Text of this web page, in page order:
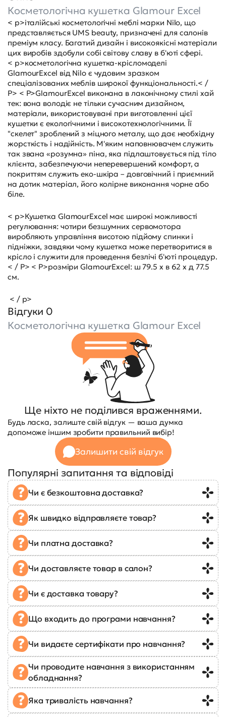
Косметологічна кушетка Glamour Excel
< p>італійські косметологічні меблі марки Nilo, що
представляється UMS beauty, призначені для салонів
преміум класу. Багатий дизайн і високоякісні матеріали
цих виробів здобули собі світову славу в б'юті сфері.
< p>косметологічна кушетка-крісломоделі
GlamourExcel від Nilo є чудовим зразком
спеціалізованих меблів широкої функціональності.< /
P> < P>GlamourExcel виконана в лаконічному стилі хай
тек: вона володіє не тільки сучасним дизайном,
матеріали, використовувані при виготовленні цієї
кушетки є екологічними і високотехнологічними. Її
"скелет" зроблений з міцного металу, що дає необхідну
жорсткість і надійність. М'яким наповнювачем служить
так звана «розумна» піна, яка підлаштовується під тіло
клієнта, забезпечуючи неперевершений комфорт, а
покриттям служить еко-шкіра – довговічний і приємний
на дотик матеріал, його колірне виконання чорне або
біле.
< p>Кушетка GlamourExcel має широкі можливості
регулювання: чотири безшумних сервомотора
виробляють управління висотою підйому спинки і
підніжки, завдяки чому кушетка може перетворитися в
крісло і служити для проведення безлічі б'юті процедур.
< / P> < P>розміри GlamourExcel: ш 79.5 х в 62 х д 77.5
см.
< / p>
Відгуки 0
Косметологічна кушетка Glamour Excel
Ще ніхто не поділився враженнями.
Будь ласка, залиште свій відгук — ваша думка
допоможе іншим зробити правильний вибір!
Залишити свій відгук
Популярні запитання та відповіді
Чи є безкоштовна доставка?
Як швидко відправляєте товар?
Чи платна доставка?
Чи доставляєте товар в салон?
Чи є доставка товару?
Що входить до програми навчання?
Чи видаєте сертифікати про навчання?
Чи проводите навчання з використанням
обладнання?
Яка тривалість навчання?